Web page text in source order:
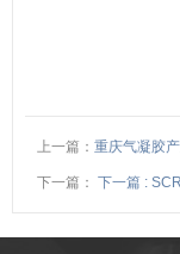
上一篇： 重庆气凝胶
下一篇： 下一篇 :